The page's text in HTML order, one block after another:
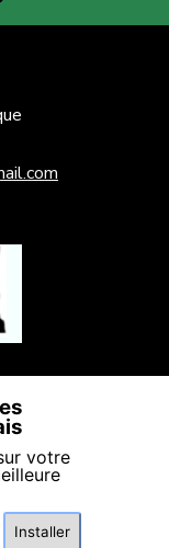
votre
Installer